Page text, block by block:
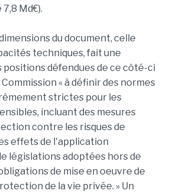
Md€).
du document, celle
techniques, fait une
positions défendues de ce côté-ci
« à définir des normes
strictes pour les
incluant des mesures
contre les risques de
effets de l'application
législations adoptées hors de
de mise en oeuvre de
de la vie privée. » Un